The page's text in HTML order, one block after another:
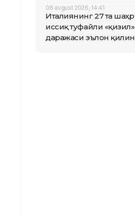
06 avgust 2026, 14:41
Италиянинг 27 та
иссиқ туфайли
даражаси эълон